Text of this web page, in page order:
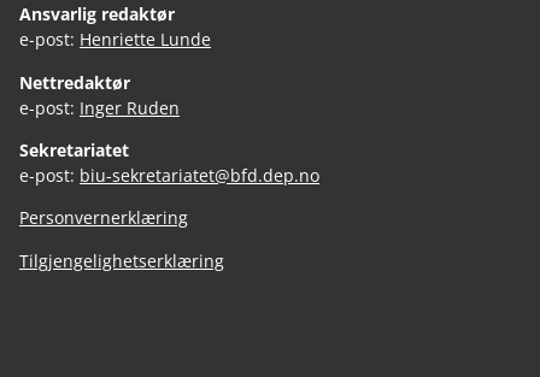
Ansvarlig redaktør
e-post: Henriette Lunde
Nettredaktør
e-post: Inger Ruden
Sekretariatet
e-post: biu-sekretariatet@bfd.dep.no
Personvernerklæring
Tilgjengelighetserklæring